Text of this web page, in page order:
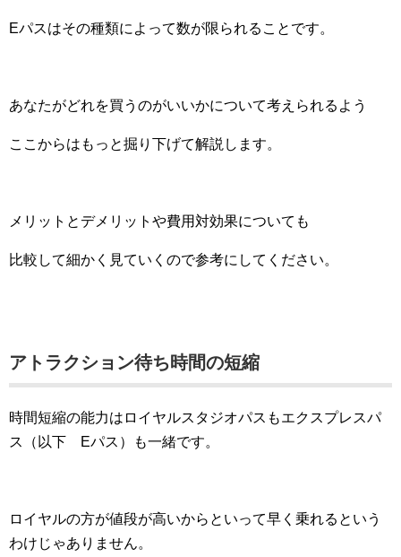
Eパスはその種類によって数が限られることです。
あなたがどれを買うのがいいかについて考えられるよう
ここからはもっと掘り下げて解説します。
メリットとデメリットや費用対効果についても
比較して細かく見ていくので参考にしてください。
アトラクション待ち時間の短縮
時間短縮の能力はロイヤルスタジオパスもエクスプレスパ
ス（以下 Eパス）も一緒です。
ロイヤルの方が値段が高いからといって早く乗れるという
わけじゃありません。